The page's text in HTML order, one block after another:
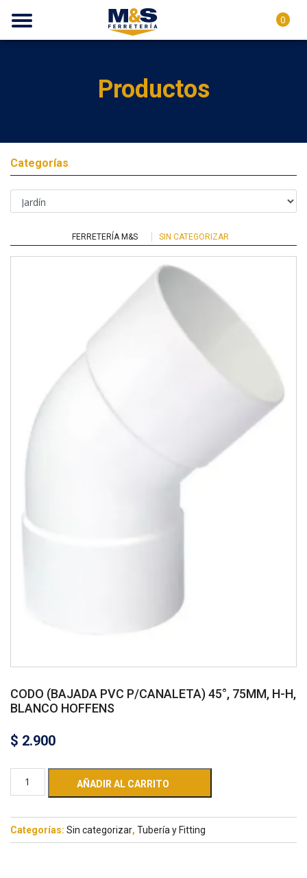
0
Productos
Categorías
FERRETERÍA M&S SIN CATEGORIZAR
CODO (BAJADA PVC P/CANALETA) 45°, 75MM, H-H,
BLANCO HOFFENS
$ 2.900
AÑADIR AL CARRITO
Categorías: Sin categorizar, Tubería y Fitting